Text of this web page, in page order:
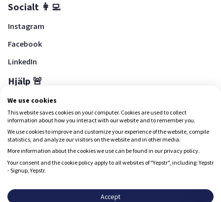
Socialt 👩‍💻
Instagram
Facebook
LinkedIn
Hjälp 🚨
Hjälpcenter
Ladda ned Yepstr
Ladda ned Yepstr
upplevelse.
We use cookies
This website saves cookies on your computer. Cookies are used to collect
information about how you interact with our website and to remember you.
We use cookies to improve and customize your experience of the website, compile
statistics, and analyze our visitors on the website and in other media.
More information about the cookies we use can be found in our privacy policy.
Your consent and the cookie policy apply to all websites of "Yepstr", including: Yepstr
- Signup, Yepstr.
Accept